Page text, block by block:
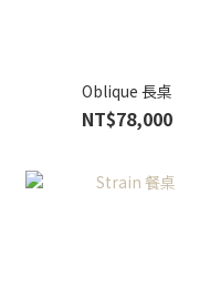
Oblique 長桌
NT$78,000